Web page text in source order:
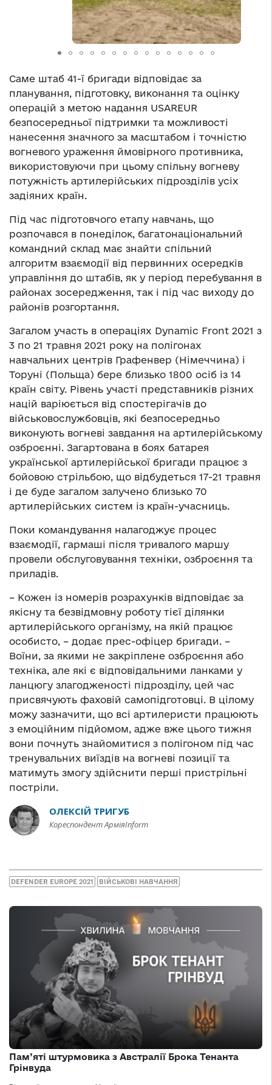
Саме штаб 41-ї бригади відповідає за
планування, підготовку, виконання та оцінку
операцій з метою надання USAREUR
безпосередньої підтримки та можливості
нанесення значного за масштабом і точністю
вогневого ураження ймовірного противника,
використовуючи при цьому спільну вогневу
потужність артилерійських підрозділів усіх
задіяних країн.
Під час підготовчого етапу навчань, що
розпочався в понеділок, багатонаціональний
командний склад має знайти спільний
алгоритм взаємодії від первинних осередків
управління до штабів, як у період перебування в
районах зосередження, так і під час виходу до
районів розгортання.
Загалом участь в операціях Dynamic Front 2021 з
3 по 21 травня 2021 року на полігонах
навчальних центрів Графенвер (Німеччина) і
Торуні (Польща) бере близько 1800 осіб із 14
країн світу. Рівень участі представників різних
націй варіюється від спостерігачів до
військовослужбовців, які безпосередньо
виконують вогневі завдання на артилерійському
озброєнні. Загартована в боях батарея
української артилерійської бригади працює з
бойовою стрільбою, що відбудеться 17-21 травня
і де буде загалом залучено близько 70
артилерійських систем із країн-учасниць.
Поки командування налагоджує процес
взаємодії, гармаші після тривалого маршу
провели обслуговування техніки, озброєння та
приладів.
– Кожен із номерів розрахунків відповідає за
якісну та безвідмовну роботу тієї ділянки
артилерійського організму, на якій працює
особисто, – додає прес-офіцер бригади. –
Воїни, за якими не закріплене озброєння або
техніка, але які є відповідальними ланками у
ланцюгу злагодженості підрозділу, цей час
присвячують фаховій самопідготовці. В цілому
можу зазначити, що всі артилеристи працюють
з емоційним підйомом, адже вже цього тижня
вони почнуть знайомитися з полігоном під час
тренувальних виїздів на вогневі позиції та
матимуть змогу здійснити перші пристрільні
постріли.
ОЛЕКСІЙ ТРИГУБ
Кореспондент АрміяInform
DEFENDER EUROPE 2021 ВІЙСЬКОВІ НАВЧАННЯ
Пам’яті штурмовика з Австралії Брока Тенанта
Грінвуда